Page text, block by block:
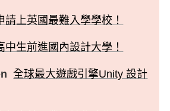
請上英國最難入學學校！
中生前進國內設計大學！
全球最大遊戲引擎Unity 設計